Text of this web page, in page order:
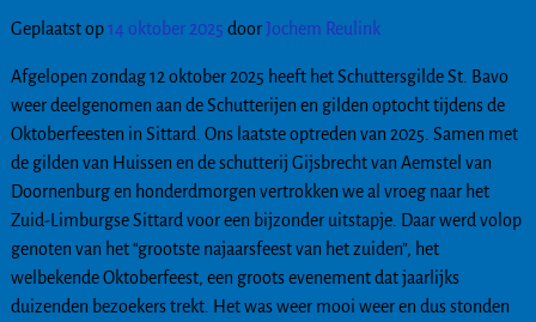
Geplaatst op14 oktober 2025 doorJochem Reulink
Afgelopen zondag 12 oktober 2025 heeft het Schuttersgilde St. Bavo
weer deelgenomen aan de Schutterijen en gilden optocht tijdens de
Oktoberfeesten in Sittard. Ons laatste optreden van 2025. Samen met
de gilden van Huissen en de schutterij Gijsbrecht van Aemstel van
Doornenburg en honderdmorgen vertrokken we al vroeg naar het
Zuid-Limburgse Sittard voor een bijzonder uitstapje. Daar werd volop
genoten van het “grootste najaarsfeest van het zuiden”, het
welbekende Oktoberfeest, een groots evenement dat jaarlijks
duizenden bezoekers trekt. Het was weer mooi weer en dus stonden